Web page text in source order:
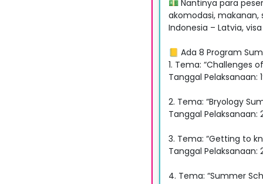
💵 Nantinya para
akomodasi, makanan,
Indonesia – Latvia,
📒 Ada 8 Program
1. Tema: “Challenges
Tanggal Pelaksanaan:
2. Tema: “Bryology
Tanggal Pelaksanaan:
3. Tema: “Getting to
Tanggal Pelaksanaan:
4. Tema: “Summer